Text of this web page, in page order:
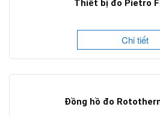
Thiết bị đo Pietro
Chi tiết
Đồng hồ đo